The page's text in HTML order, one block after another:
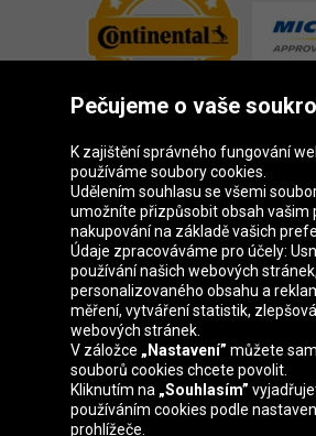
Skupina Oponeo
Belgique Deutschland Éire
France Italia
Pečujeme o vaše
K zajištění správného fungování
používáme soubory cookies.
Udělením souhlasu se všemi
umožníte přizpůsobit obsah vašim
nakupování na základě vašich
Údaje zpracováváme pro účely:
používání našich webových
personalizovaného obsahu a
měření, vytváření statistik,
webových stránek.
V záložce „Nastavení” můžete
souborů cookies chcete povolit.
Kliknutím na „Souhlasím”
používáním cookies podle
prohlížeče.